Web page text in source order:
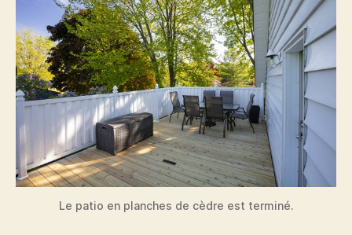
Le patio en planches de cèdre est terminé.